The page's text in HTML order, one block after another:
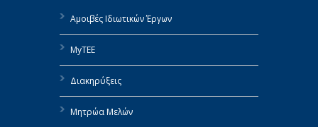
Αμοιβές Ιδιωτικών Έργων
MyTEE
Διακηρύξεις
Μητρώα Μελών